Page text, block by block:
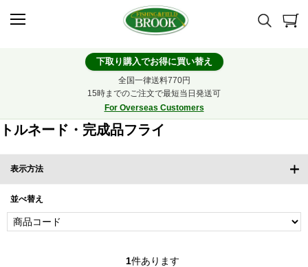
下取り購入でお得に買い替え
全国一律送料770円
15時までのご注文で最短当日発送可
For Overseas Customers
トルネード・完成品フライ
表示方法
並べ替え
1件あります